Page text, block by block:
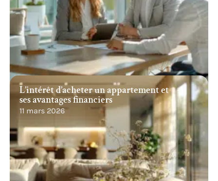
L’intérêt d’acheter un appartement et
ses avantages financiers
11 mars 2026